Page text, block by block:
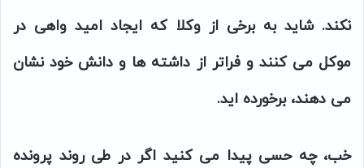
نکند. شاید به برخی از وکلا که ایجاد امید واهی در
موکل می کنند و فراتر از داشته ها و دانش خود نشان
می دهند، برخورده اید.
خب، چه حسی پیدا می کنید اگر در طی روند پرونده